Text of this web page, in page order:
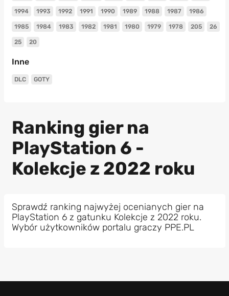
1994 1993 1992 1991 1990 1989 1988 1987 1986
1985 1984 1983 1982 1981 1980 1979 1978 205 26
25 20
Inne
DLC GOTY
Ranking gier na
PlayStation 6 -
Kolekcje z 2022 roku
Sprawdź ranking najwyżej ocenianych gier na
PlayStation 6 z gatunku Kolekcje z 2022 roku.
Wybór użytkowników portalu graczy PPE.PL